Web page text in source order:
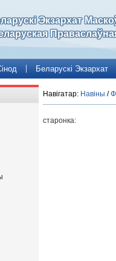
Экзархат
Беларускі Экзархат
Навігатар: Навіны /
старонка: